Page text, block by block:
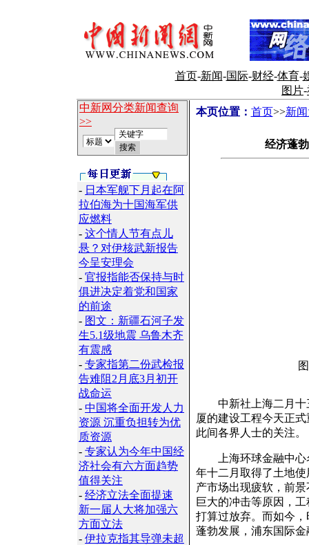
首页-新闻-国际-财经-体育-
图片-
中新网分类新闻查询
>>
- 日本军舰下月起在阿
拉伯海为十国海军供
应燃料
- 这个情人节有点儿
悬？对伊核武新报告
今呈安理会
- 官报指能否保持与时
俱进决定着党和国家
的前途
- 图文：新疆石河子发
生5.1级地震 乌鲁木齐
有震感
- 专家指第二份武检报
告难阻2月底3月初开
战命运
- 中国将全面开发人力
资源 沉重负担转为优
质资源
- 专家认为今年中国经
济社会有六方面趋势
值得关注
- 经济立法全面提速
新一届人大将加强六
方面立法
- 伊拉克指其导弹未超
本页位置： 首页>>新
经济蓬
中新社上海二月十
厦的建设工程今天正
此间各界人士的关注。
上海环球金融中心
年十二月取得了土地
产市场出现疲软，前
巨大的冲击等原因，
打算过放弃。而如今
蓬勃发展，浦东国际